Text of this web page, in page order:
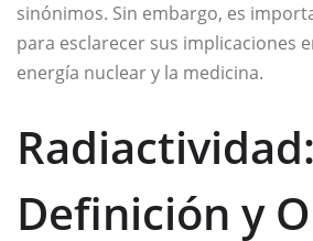
sinónimos. Sin embargo, es
para esclarecer sus implicaciones
energía nuclear y la medicina.
Radiactividad:
Definición y